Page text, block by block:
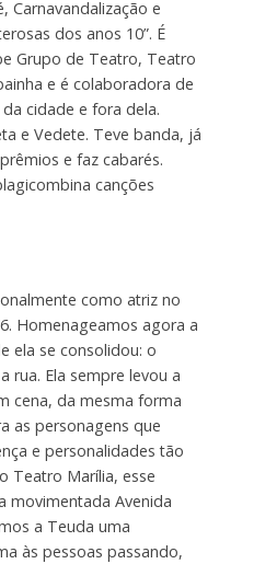
Carnavandalização e
dos anos 10”. É
Grupo de Teatro, Teatro
e é colaboradora de
cidade e fora dela.
e Vedete. Teve banda, já
e faz cabarés.
canções
como atriz no
Homenageamos agora a
ela se consolidou: o
rua. Ela sempre levou a
cena, da mesma forma
as personagens que
e personalidades tão
Teatro Marília, esse
movimentada Avenida
a Teuda uma
às pessoas passando,